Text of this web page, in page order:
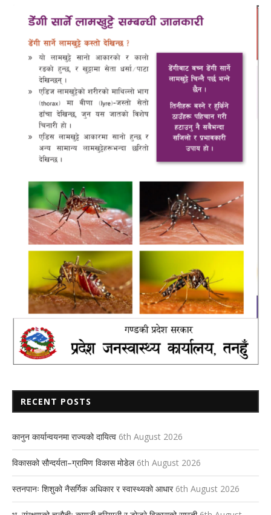
RECENT POSTS
कानुन कार्यान्वयनमा राज्यको दायित्व 6th August 2026
विकासको सौन्दर्यता–ग्रामिण विकास मोडेल 6th August 2026
स्तनपानः शिशुको नैसर्गिक अधिकार र स्वास्थ्यको आधार 6th August 2026